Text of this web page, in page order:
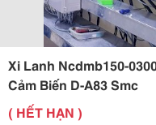
Xi Lanh Ncdmb150-
Cảm Biến D-A83 Smc
( HẾT HẠN )